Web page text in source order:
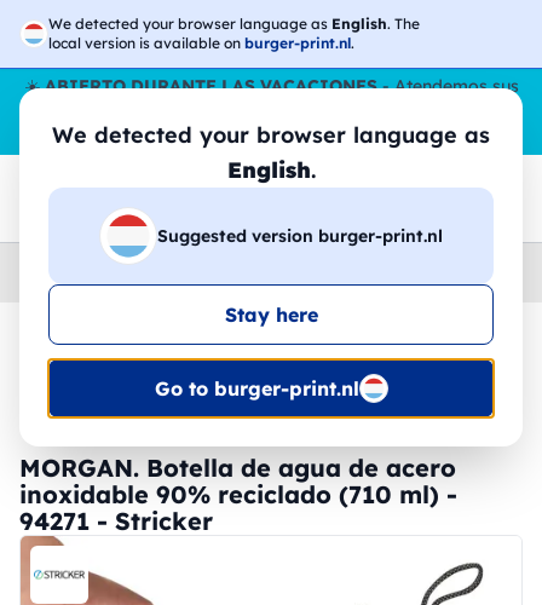
We detected your browser language as English. The
local version is available on burger-print.nl.
We detected your browser language as
English.
Suggested version burger-print.nl
Stay here
Go to burger-print.nl
☀️ABIERTO DURANTE LAS VACACIONES- Atendemos sus
pedidos durante todo el verano, incluso en agosto.
Sin parar
😎🌴
Home
🔥 -30% de impresión DTF
MORGAN. Botella de agua de acero
inoxidable 90% reciclado (710 ml) -
94271 - Stricker